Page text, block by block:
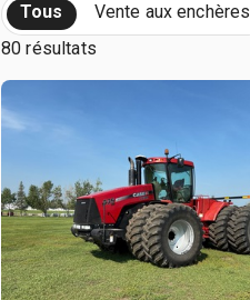
Tous
Vente aux enchères
80 résultats